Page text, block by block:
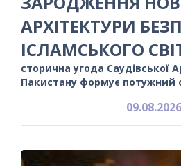
АРХІТЕКТУРИ
ІСЛАМСЬКОГО
сторична угода Саудівської
Пакистану формує потужний
09.08.2026